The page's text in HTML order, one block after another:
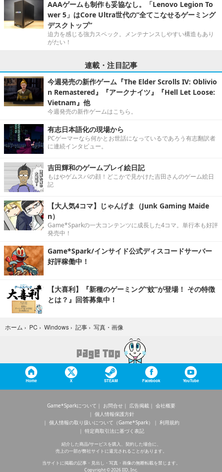
AAAゲームも制作も妥協なし。「Lenovo Legion To
wer 5」はCore Ultra世代の“全てこなせるゲーミング
デスクトップ”
迫力を感じる強力スペック。メンテナンスしやすい構造もあり
がたい！
連載・注目記事
今週発売の新作ゲーム『The Elder Scrolls IV: Oblivio
n Remastered』『アークナイツ』『Hell Let Loose:
Vietnam』他
今週発売の新作ゲームはこちら。
有志日本語化の現場から
PCゲーマーなら何かとお世話になっているであろう有志翻訳者
に連続インタビュー。
吉田輝和のゲームプレイ絵日記
もはやゲムスパの顔！どこかで見かけた吉田さんのゲーム絵日
記
【大人気4コマ】じゃんげま（Junk Gaming Maide
n）
Game*Sparkの一大コンテンツに成長した4コマ。単行本も好評
発売中！
Game*Spark/インサイド公式ディスコードサーバー
好評稼働中！
【大喜利】『新種のゲーミング“蚊”が登場！ その特徴
とは？』回答募集中！
ホーム › PC › Windows › 記事 › 写真・画像
Home X STEAM Facebook YouTube
Game*Sparkについて お問合せ 広告掲載
会社概要
個人情報保護方針
個人情報の取り扱いについて（Game*Spark）
利用規約
特定商取引法に基づく表記
紹介した商品/サービスを購入、契約した場合に、
売上の一部が弊社サイトに還元されることがあります。
当サイトに掲載の記事・見出し・写真・画像の無断転載を禁じます。
Copyright © 2026 IID, Inc.